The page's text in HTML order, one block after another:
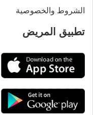
الشروط والخصوصية
تطبيق المريض